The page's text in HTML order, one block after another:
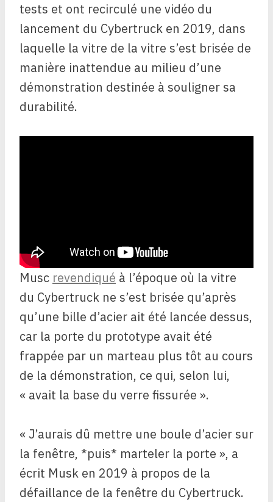
tests et ont recirculé une vidéo du
lancement du Cybertruck en 2019, dans
laquelle la vitre de la vitre s’est brisée de
manière inattendue au milieu d’une
démonstration destinée à souligner sa
durabilité.
Musc revendiqué à l’époque où la vitre
du Cybertruck ne s’est brisée qu’après
qu’une bille d’acier ait été lancée dessus,
car la porte du prototype avait été
frappée par un marteau plus tôt au cours
de la démonstration, ce qui, selon lui,
« avait la base du verre fissurée ».
« J’aurais dû mettre une boule d’acier sur
la fenêtre, *puis* marteler la porte », a
écrit Musk en 2019 à propos de la
défaillance de la fenêtre du Cybertruck.